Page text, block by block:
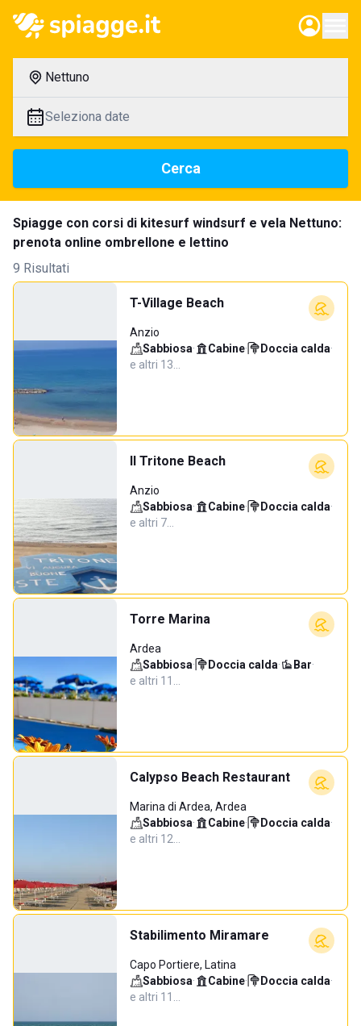
Nettuno
Seleziona date
Cerca
Spiagge con corsi di kitesurf windsurf e vela Nettuno:
prenota online ombrellone e lettino
9 Risultati
T-Village Beach
Anzio
Sabbiosa· Cabine· Doccia calda·
e altri 13…
Il Tritone Beach
Anzio
Sabbiosa· Cabine· Doccia calda·
e altri 7…
Torre Marina
Ardea
Sabbiosa· Doccia calda· Bar·
e altri 11…
Calypso Beach Restaurant
Marina di Ardea, Ardea
Sabbiosa· Cabine· Doccia calda·
e altri 12…
Stabilimento Miramare
Capo Portiere, Latina
Sabbiosa· Cabine· Doccia calda·
e altri 11…